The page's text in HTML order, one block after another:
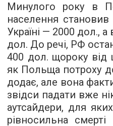
Минулого року в
населення
Україні — 2000 дол.,
дол. До речі, РФ
400 дол. щороку від
як Польща потроху
додає, але вона
звідси падати вже
аутсайдери, для яких
рівносильна